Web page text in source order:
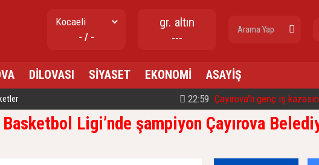
- / -
gr. altın
---
DİLOVASI SİYASET EKONOMİ ASAYİŞ
Çayırova'da damat
Ligi’nde şampiyon Çayırova